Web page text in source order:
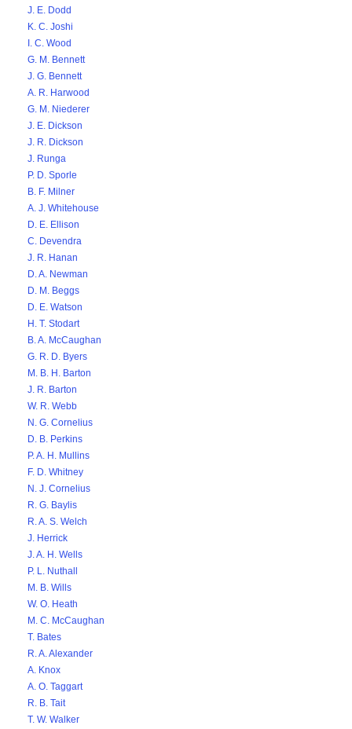
J. E. Dodd
K. C. Joshi
I. C. Wood
G. M. Bennett
J. G. Bennett
A. R. Harwood
G. M. Niederer
J. E. Dickson
J. R. Dickson
J. Runga
P. D. Sporle
B. F. Milner
A. J. Whitehouse
D. E. Ellison
C. Devendra
J. R. Hanan
D. A. Newman
D. M. Beggs
D. E. Watson
H. T. Stodart
B. A. McCaughan
G. R. D. Byers
M. B. H. Barton
J. R. Barton
W. R. Webb
N. G. Cornelius
D. B. Perkins
P. A. H. Mullins
F. D. Whitney
N. J. Cornelius
R. G. Baylis
R. A. S. Welch
J. Herrick
J. A. H. Wells
P. L. Nuthall
M. B. Wills
W. O. Heath
M. C. McCaughan
T. Bates
R. A. Alexander
A. Knox
A. O. Taggart
R. B. Tait
T. W. Walker